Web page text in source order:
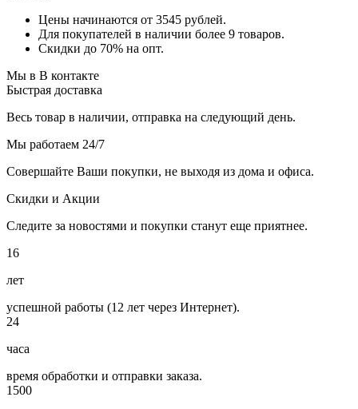
Цены начинаются от 3545 рублей.
Для покупателей в наличии более 9 товаров.
Скидки до 70% на опт.
Мы в В контакте
Быстрая доставка
Весь товар в наличии, отправка на следующий день.
Мы работаем 24/7
Совершайте Ваши покупки, не выходя из дома и офиса.
Скидки и Акции
Следите за новостями и покупки станут еще приятнее.
16
лет
успешной работы (12 лет через Интернет).
24
часа
время обработки и отправки заказа.
1500